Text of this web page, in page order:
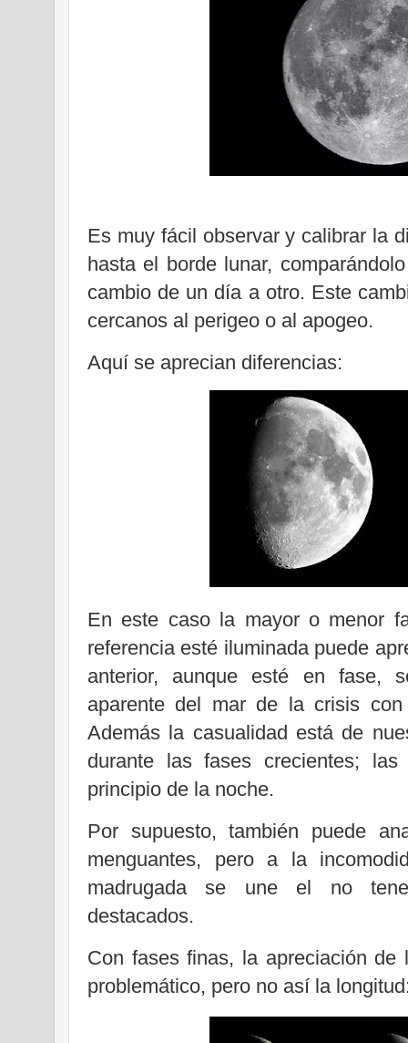
Es muy fácil observar y calibrar la
hasta el borde lunar,
cambio de un día a otro. Este
cercanos al perigeo o al apogeo.
Aquí se aprecian diferencias:
En este caso la mayor o menor
referencia esté iluminada puede
anterior, aunque esté en fase,
aparente del mar de la crisis
Además la casualidad está de
durante las fases crecientes;
principio de la noche.
Por supuesto, también puede
menguantes, pero a la
madrugada se une el no
destacados.
Con fases finas, la apreciación
problemático, pero no así la